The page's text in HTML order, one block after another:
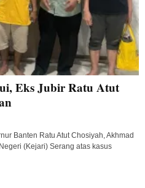
Eks Jubir Ratu Atut
Banten Ratu Atut Chosiyah, Akhmad
(Kejari) Serang atas kasus